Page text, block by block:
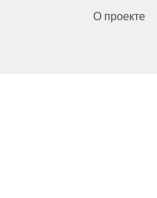
О проекте